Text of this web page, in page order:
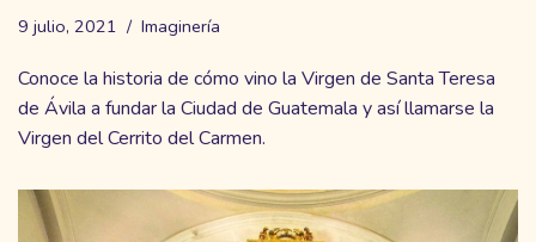
9 julio, 2021 Imaginería
Conoce la historia de cómo vino la Virgen de Santa Teresa
de Ávila a fundar la Ciudad de Guatemala y así llamarse la
Virgen del Cerrito del Carmen.